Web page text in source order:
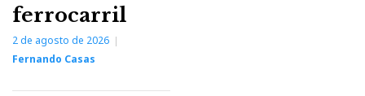
ferrocarril
2 de agosto de 2026
Fernando Casas